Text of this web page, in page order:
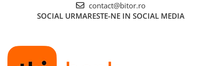
contact@bitor.ro
SOCIAL URMARESTE-NE IN SOCIAL MEDIA